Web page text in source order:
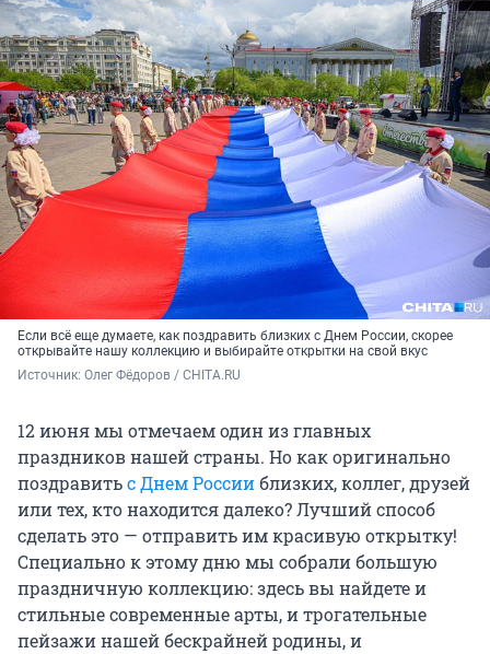
Если всё еще думаете, как поздравить близких с Днем России, скорее
открывайте нашу коллекцию и выбирайте открытки на свой вкус
Источник: Олег Фёдоров / CHITA.RU
12 июня мы отмечаем один из главных
праздников нашей страны. Но как оригинально
поздравитьс Днем Россииблизких, коллег, друзей
или тех, кто находится далеко? Лучший способ
сделать это — отправить им красивую открытку!
Специально к этому дню мы собрали большую
праздничную коллекцию: здесь вы найдете и
стильные современные арты, и трогательные
пейзажи нашей бескрайней родины, и